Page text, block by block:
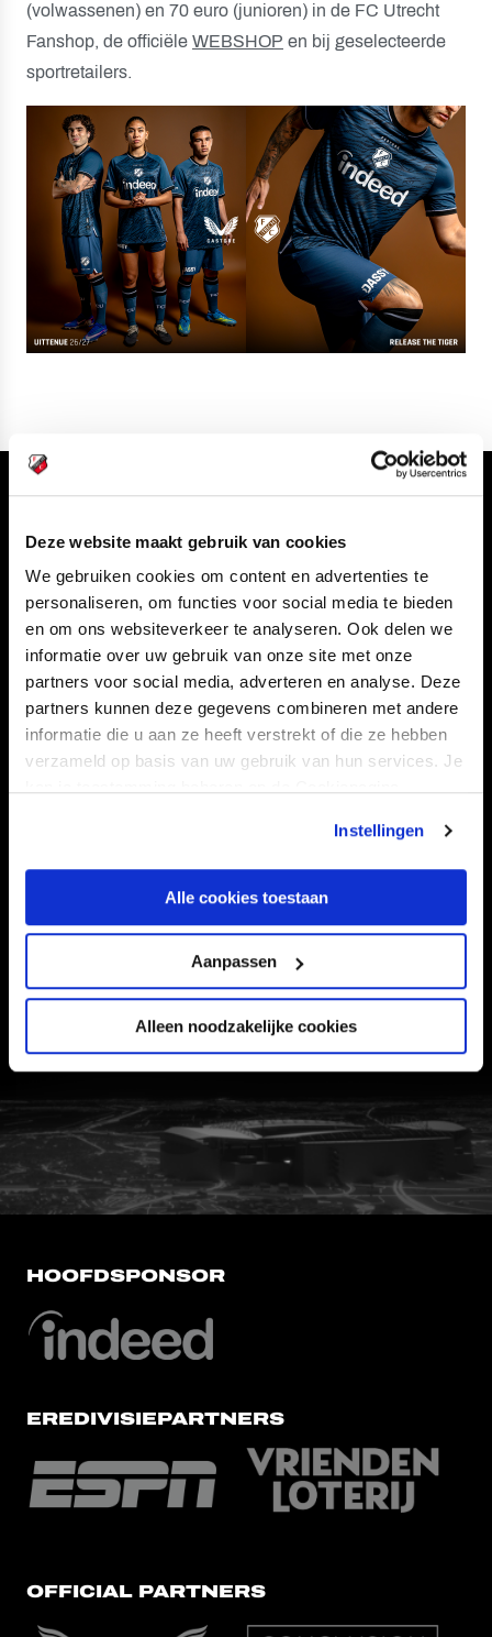
Deze website maakt gebruik van cookies
We gebruiken cookies om content en advertenties te
personaliseren, om functies voor social media te bieden
en om ons websiteverkeer te analyseren. Ook delen we
informatie over uw gebruik van onze site met onze
partners voor social media, adverteren en analyse. Deze
partners kunnen deze gegevens combineren met andere
informatie die u aan ze heeft verstrekt of die ze hebben
verzameld op basis van uw gebruik van hun services. Je
Instellingen
Alle cookies toestaan
Aanpassen
Alleen noodzakelijke cookies
(volwassenen) en 70 euro (junioren) in de FC Utrecht
Fanshop, de officiële WEBSHOP en bij geselecteerde
sportretailers.
Volg ons ook via
Navigeer naar
CLUB
TEAMS
FOUNDATION
KAARTVERKOOP
VEELGESTELDE VRAGEN
WERKEN BIJ
FC Utrecht<br>vanuit<br>het
HOOFDSPONSOR
EREDIVISIEPARTNERS
OFFICIAL PARTNERS